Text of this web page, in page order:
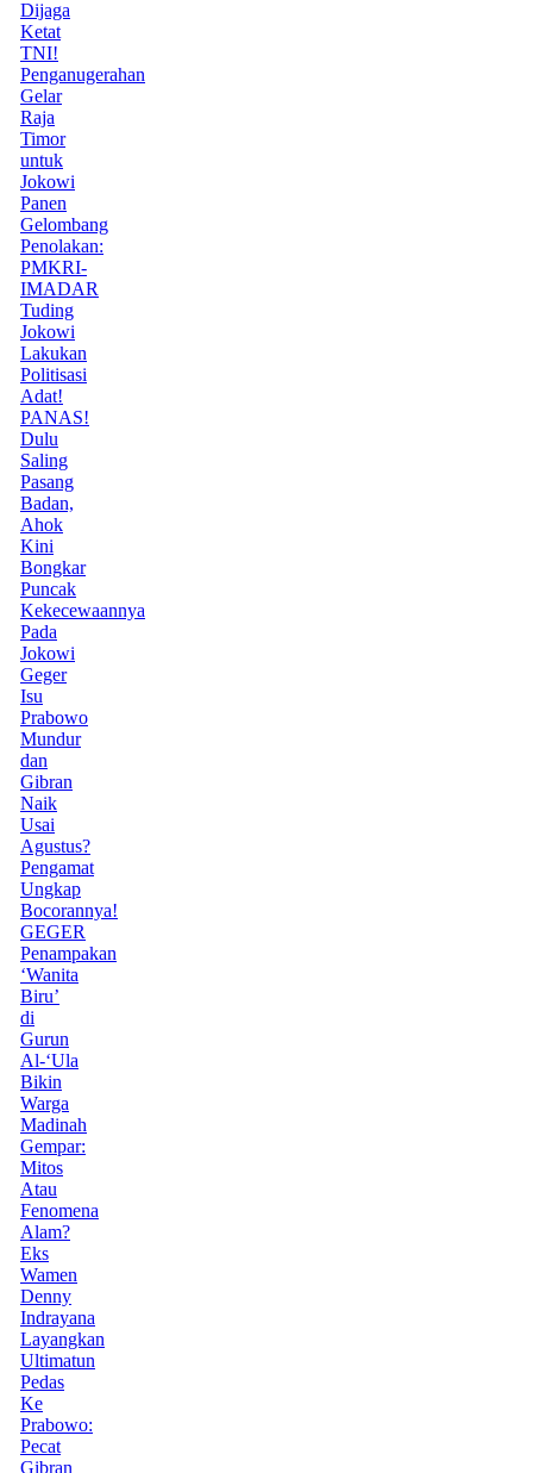
Dijaga
Ketat
TNI!
Penganugerahan
Gelar
Raja
Timor
untuk
Jokowi
Panen
Gelombang
Penolakan:
PMKRI-
IMADAR
Tuding
Jokowi
Lakukan
Politisasi
Adat!
PANAS!
Dulu
Saling
Pasang
Badan,
Ahok
Kini
Bongkar
Puncak
Kekecewaannya
Pada
Jokowi
Geger
Isu
Prabowo
Mundur
dan
Gibran
Naik
Usai
Agustus?
Pengamat
Ungkap
Bocorannya!
GEGER
Penampakan
‘Wanita
Biru’
di
Gurun
Al-‘Ula
Bikin
Warga
Madinah
Gempar:
Mitos
Atau
Fenomena
Alam?
Eks
Wamen
Denny
Indrayana
Layangkan
Ultimatun
Pedas
Ke
Prabowo:
Pecat
Gibran